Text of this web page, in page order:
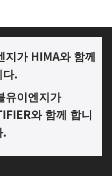
지가 HIMA와 함께
다.
유이엔지가
와 함께 합니
.